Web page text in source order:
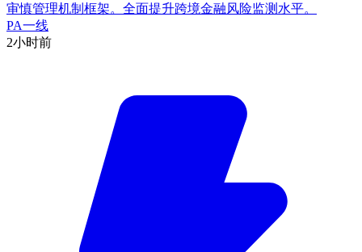
审慎管理机制框架。全面提升跨境金融风险监测水平。
PA一线
2小时前